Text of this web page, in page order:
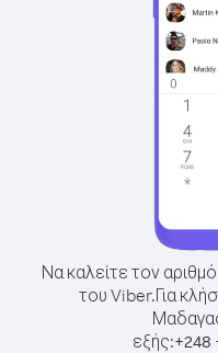
Να καλείτε τον
του Viber.Για
εξής:+248